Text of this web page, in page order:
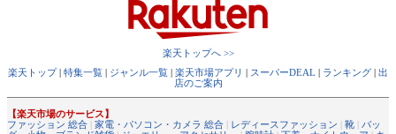
楽天トップへ >>
楽天トップ| 特集一覧 | ジャンル一覧 | 楽天市場アプリ | スーパーDEAL | ランキング | 出
店のご案内
【楽天市場のサービス】
ファッション 総合 | 家電・パソコン・カメラ 総合 | レディースファッション | 靴 | バッ